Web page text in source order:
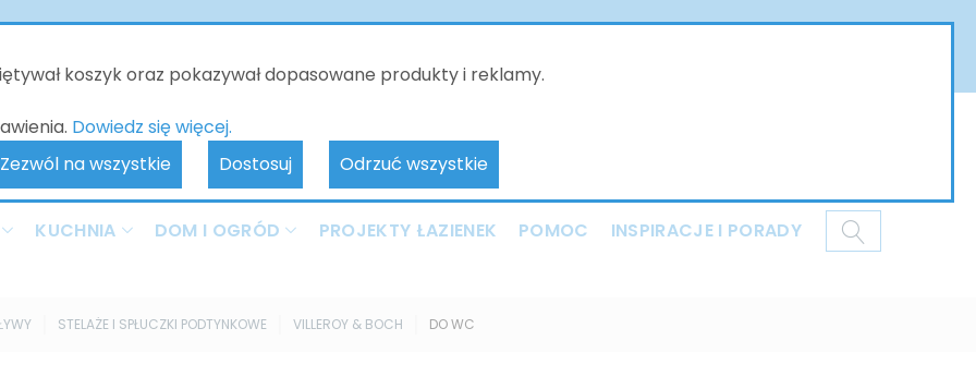
koszyk oraz pokazywał dopasowane produkty i reklamy.
Dowiedz się więcej.
Zezwól na wszystkie
Dostosuj Odrzuć wszystkie
KUCHNIA DOM I OGRÓD PROJEKTY ŁAZIENEK POMOC INSPIRACJE I PORADY
STELAŻE I SPŁUCZKI PODTYNKOWE VILLEROY & BOCH DO WC